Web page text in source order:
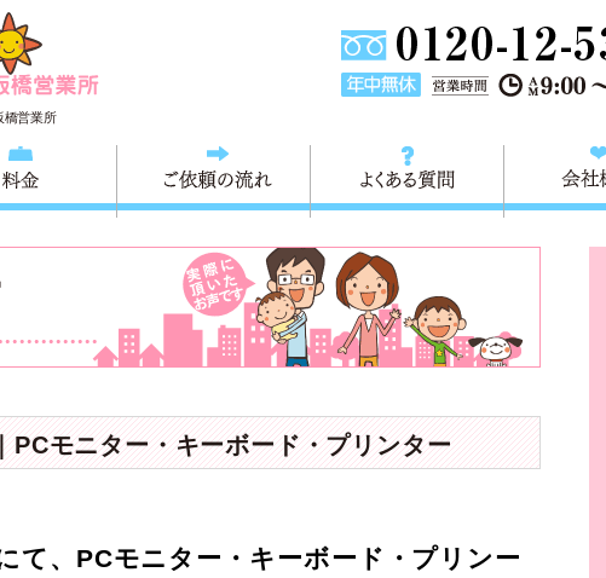
橋営業所
ご依頼の流れ よくある質問
PCモニター・キーボード・プリンター
て、PCモニター・キーボード・プリンー